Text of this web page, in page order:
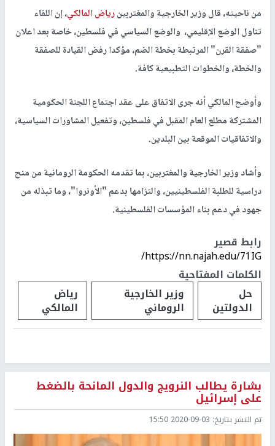
من ناحيته، قال وزير الخارجية والمغتربينرياض المالكي، إن اللقاء
تناول الوضع الإقليمي، والوضع السياسي في فلسطين، خاصة بعد اعلان
"صفقة القرن" المرتبطة بخطة الضم، مؤكدا رفض القيادة للصفقة
والخطة، والخطوات التطبيعية كافة.
وأوضح المالكي أنه جرى الاتفاق على عقد اجتماع اللجنة الحكومية
المشتركة مطلع العام المقبل في فلسطين، وتفعيل المشاورات السياسية،
والاتفاقيات الموقعة بين البلدين.
وأشاد وزير الخارجية والمغتربين، بما تقدمه الحكومة الرومانية من منح
دراسية للطلبة الفلسطينيين، والتزامها بدعم "الأونروا"، وما تبذله من
جهود في دعم بناء المؤسسات الفلسطينية.
رابط قصير
https://nn.najah.edu/71IG/
الكلمات المفتاحية
حل
الدولتين
وزير الخارجية
الروماني
رياض
المالكي
بشارة يطالب النرويج والدول المانحة بالضغط
على إسرائيل
تم النشر بتاريخ: 2020-09-03 15:50